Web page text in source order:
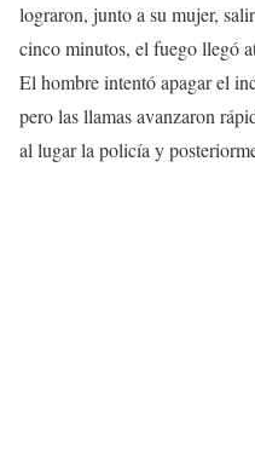
lograron, junto a su mujer,
cinco minutos, el fuego llegó
El hombre intentó apagar el
pero las llamas avanzaron
al lugar la policía y